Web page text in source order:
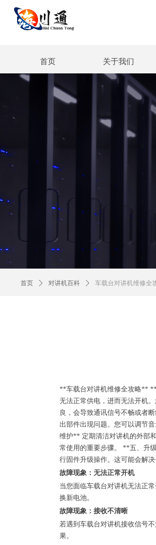
首页
首页
关于我们
关于我们
**车载台对讲机维修全攻略**
无法正常供电，进而无法开机
良，会导致通讯信号不畅或者
出部件出现问题。您可以调节
维护** 定期清洁对讲机的外部
常使用的重要步骤。 **五、升
行固件升级操作。这可能会解
故障现象：无法正常开机
当您面临车载台对讲机无法正
换新电池。
故障现象：接收不清晰
若遇到车载台对讲机接收信号
果。
首页 ꄲ 对讲机百科 ꄲ 车载台对讲机维修全